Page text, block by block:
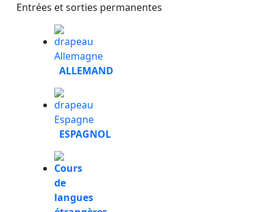
Entrées et sorties permanentes
ALLEMAND
ESPAGNOL